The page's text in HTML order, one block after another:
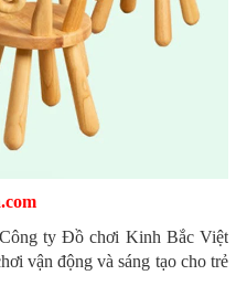
ty Đồ chơi Kinh Bắc Việt
vận động và sáng tạo cho trẻ